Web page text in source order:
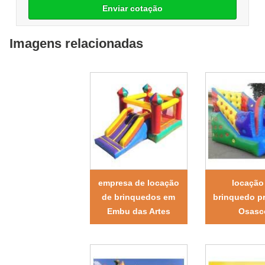
Enviar cotação
Imagens relacionadas
empresa de locação
de brinquedos em
Embu das Artes
brinquedo